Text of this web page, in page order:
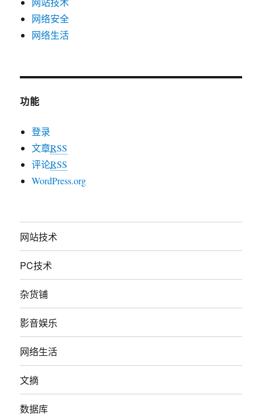
网络安全
网络生活
功能
登录
文章RSS
评论RSS
WordPress.org
网站技术
PC技术
杂货铺
影音娱乐
网络生活
文摘
数据库